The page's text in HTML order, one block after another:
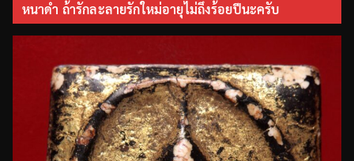
หนาดำ ถ้ารักละลายรักใหม่อายุไม่ถึงร้อยปีนะครับ